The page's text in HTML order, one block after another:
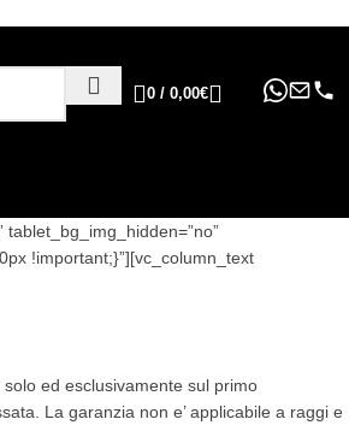
0 / 0,00€
!important;}”][vc_column_text
ed esclusivamente sul primo
La garanzia non e’ applicabile a raggi e